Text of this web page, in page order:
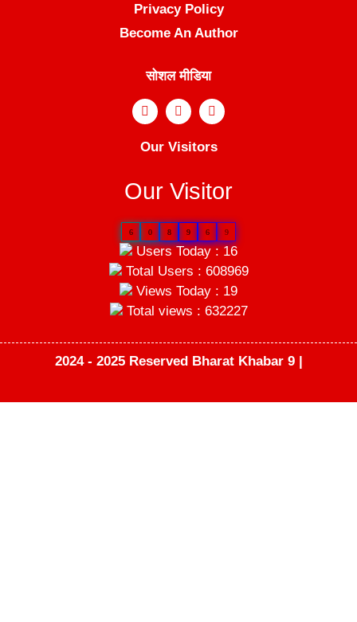
Privacy Policy
Become An Author
सोशल मीडिया
Our Visitors
Our Visitor
6 0 8 9 6 9
Users Today : 16
Total Users : 608969
Views Today : 19
Total views : 632227
2024 - 2025 Reserved Bharat Khabar 9 |